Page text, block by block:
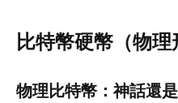
比特幣硬幣（物理
物理比特幣：神話還